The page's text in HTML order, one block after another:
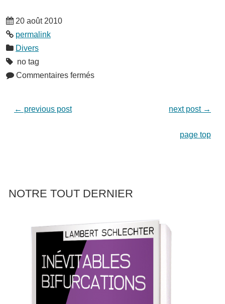
20 août 2010
permalink
Divers
no tag
Commentaires fermés
← previous post next post →
page top
NOTRE TOUT DERNIER